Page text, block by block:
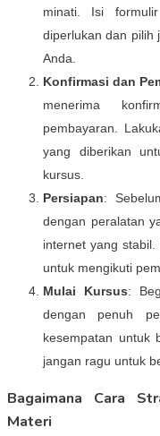
minati. Isi
diperlukan dan pilih
Anda.
Konfirmasi dan
menerima
pembayaran.
yang diberikan
kursus.
Persiapan:
dengan peralatan
internet yang
untuk mengikuti
Mulai Kursus:
dengan penuh
kesempatan untuk
jangan ragu untuk
Bagaimana Cara
Materi